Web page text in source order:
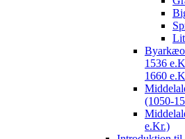
1536
1660
(1050-
e.Kr.)